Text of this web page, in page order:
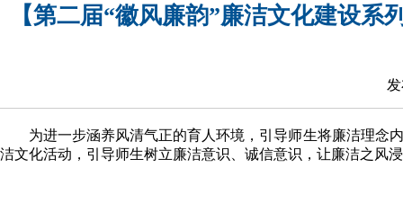
【第二届“徽风廉韵”廉洁文化建设
为进一步涵养风清气正的育人环境，引导师生将廉洁理念
洁文化活动，引导师生树立廉洁意识、诚信意识，让廉洁之风